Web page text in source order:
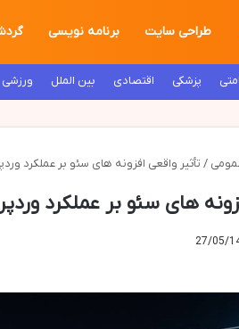
طراحی سایت برنامه نویسی
پزشکی اقتصادی بین الملل ورزشی
/ تأثیر واقعی افزونه های سئو بر عملکرد
های سئو بر عملکرد